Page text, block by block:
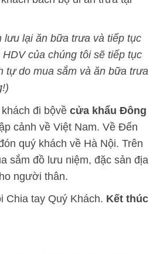
lưu lại ăn bữa trưa và tiếp tục
của chúng tôi sẽ tiếp tục
tự do mua sắm và ăn bữa trưa
đi bộvề cửa khẩu Đông
cảnh về Việt Nam. Về Đến
quý khách về Hà Nội. Trên
sắm đồ lưu niệm, đặc sản địa
người thân.
Chia tay Quý Khách. Kết thúc